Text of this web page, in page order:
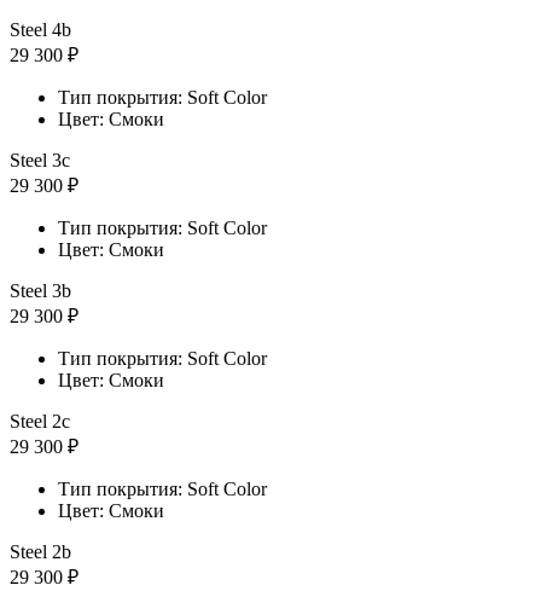
Steel 4b
29 300 ₽
Тип покрытия: Soft Color
Цвет: Смоки
Steel 3с
29 300 ₽
Тип покрытия: Soft Color
Цвет: Смоки
Steel 3b
29 300 ₽
Тип покрытия: Soft Color
Цвет: Смоки
Steel 2с
29 300 ₽
Тип покрытия: Soft Color
Цвет: Смоки
Steel 2b
29 300 ₽